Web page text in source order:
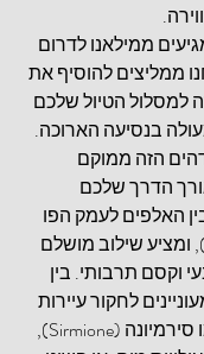
ממילאנו לדרום
ממליצים להוסיף את
למסלול הטיול שלכם
בנסיעה הארוכה.
הזה ממוקם
הדרך שלכם
האלפים לעמק הפו
), ומציע שילוב מושלם
וקסם תרבותי. בין
לחקור עיירות
סירמיונה (Sirmione
),